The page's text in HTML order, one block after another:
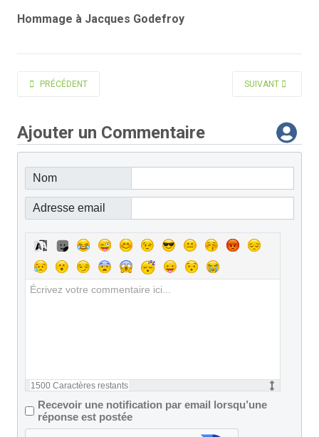
Hommage à Jacques Godefroy
ARTICLE PRÉCÉDENT : BOUHARMONT PIERRE
PRÉCÉDENT ARTICLE SUIVANT
SUIVANT
Ajouter un Commentaire
Nom
Adresse email
1500 Caractères restants
Recevoir une notification par email lorsqu’une
réponse est postée